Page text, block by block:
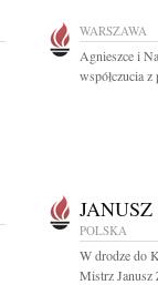
WARSZAWA
Agnieszce i
współczucia
POLSKA
W drodze do
Mistrz Janusz